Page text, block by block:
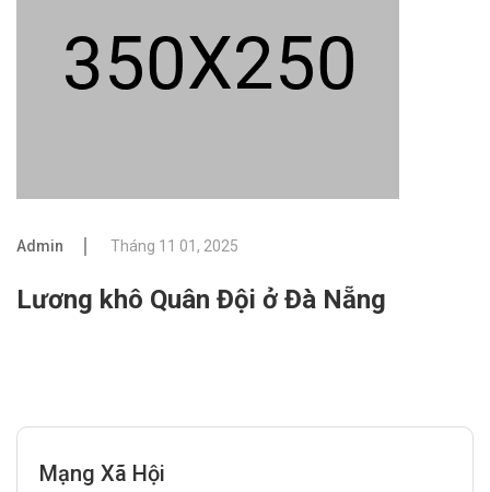
Admin Tháng 11 01, 2025
Lương khô Quân Đội ở Đà Nẵng
Mạng Xã Hội